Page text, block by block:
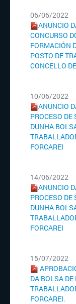
06/06/2022
ANUNCIO
CONCURSO
FORMACIÓN
POSTO DE
CONCELLO
10/06/2022
ANUNCIO
PROCESO DE
DUNHA
FORCAREI
14/06/2022
ANUNCIO
PROCESO DE
DUNHA
FORCAREI
15/07/2022
DA BOLSA DE
FORCAREI.